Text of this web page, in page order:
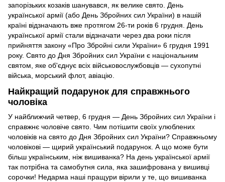
запорізьких козаків шанувався, як велике свято. День
української армії (або День Збройних сил України) в нашій
країні відзначають вже протягом 26-ти років 6 грудня. День
української армії стали відзначати через два роки після
прийняття закону «Про Збройні сили України» 6 грудня 1991
року. Свято до Дня Збройних сил України є національним
святом, яке об'єднує всіх військовослужбовців — сухопутні
війська, морський флот, авіацію.
Найкращий подарунок для справжнього
чоловіка
У найближчий четвер, 6 грудня — День Збройних сил України і
справжнє чоловіче свято. Чим потішити своїх улюблених
чоловіків на свято до Дня Збройних сил України? Справжньому
чоловікові — щирий український подарунок. А що може бути
більш українським, ніж вишиванка? На день української армії
так потрібна та самобутня сила, яка зашифрована у вишивці
сорочки! Недарма наші пращури вірили у те, що вишиванка